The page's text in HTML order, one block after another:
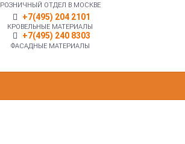
РОЗНИЧНЫЙ ОТДЕЛ В МОСКВЕ
+7(495) 204 2101
КРОВЕЛЬНЫЕ МАТЕРИАЛЫ
+7(495) 240 8303
ФАСАДНЫЕ МАТЕРИАЛЫ